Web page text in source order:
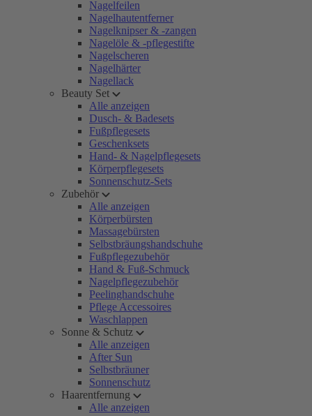
Nagelfeilen
Nagelhautentferner
Nagelknipser & -zangen
Nagelöle & -pflegestifte
Nagelscheren
Nagelhärter
Nagellack
Beauty Set
Alle anzeigen
Dusch- & Badesets
Fußpflegesets
Geschenksets
Hand- & Nagelpflegesets
Körperpflegesets
Sonnenschutz-Sets
Zubehör
Alle anzeigen
Körperbürsten
Massagebürsten
Selbstbräungshandschuhe
Fußpflegezubehör
Hand & Fuß-Schmuck
Nagelpflegezubehör
Peelinghandschuhe
Pflege Accessoires
Waschlappen
Sonne & Schutz
Alle anzeigen
After Sun
Selbstbräuner
Sonnenschutz
Haarentfernung
Alle anzeigen